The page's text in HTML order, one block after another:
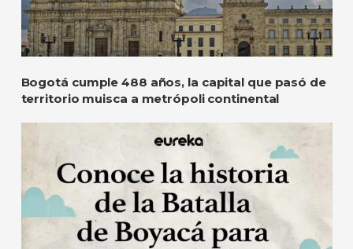
Bogotá cumple 488 años, la capital que pasó de
territorio muisca a metrópoli continental